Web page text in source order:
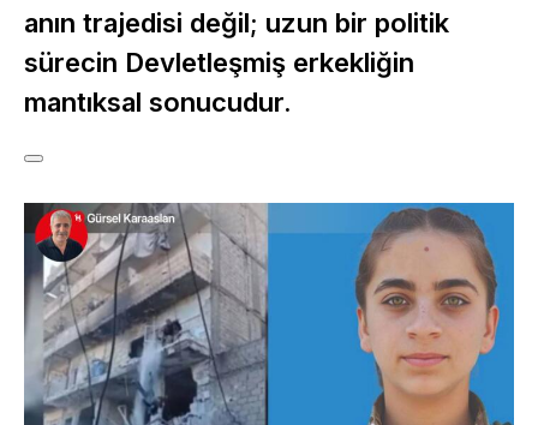
anın trajedisi değil; uzun bir politik
sürecin Devletleşmiş erkekliğin
mantıksal sonucudur.